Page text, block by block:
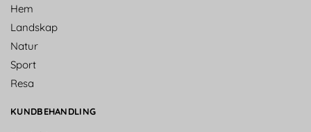
Hem
Landskap
Natur
Sport
Resa
KUNDBEHANDLING